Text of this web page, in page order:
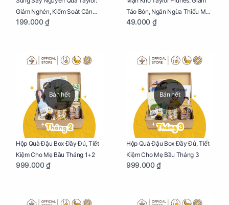
Giảm Nghén, Kiểm Soát Cân
Nặng Cho Mẹ Bầu Túi 190g
199.000 ₫
Táo Bón, Ngăn Ngừa Thiếu Máu
Cho Mẹ Bầu Túi 50g
49.000 ₫
Bán hết
Hộp Quà Đậu Box Đầy Đủ, Tiết
Kiệm Cho Mẹ Bầu Tháng 1+2
999.000 ₫
Bán hết
Hộp Quà Đậu Box Đầy Đủ, Tiết
Kiệm Cho Mẹ Bầu Tháng 3
999.000 ₫